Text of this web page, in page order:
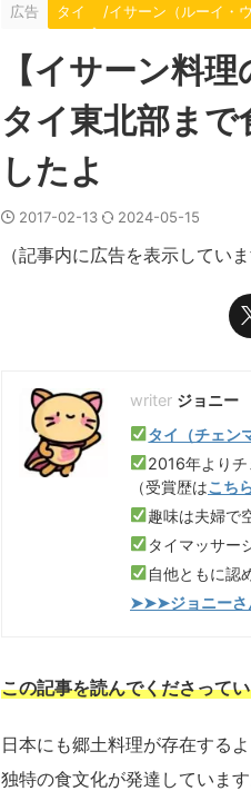
広告 タイ /イサーン（ルーイ・
【イサーン料
タイ東北部ま
したよ
2017-02-13 2024-05-15
（記事内に広告を表示していま
ジョニー
タイ（チェン
2016年より
（受賞歴はこち
趣味は夫婦で
タイマッサー
自他ともに認
➤➤➤ジョニーさ
この記事を読んでくださって
日本にも郷土料理が存在する
独特の食文化が発達しています